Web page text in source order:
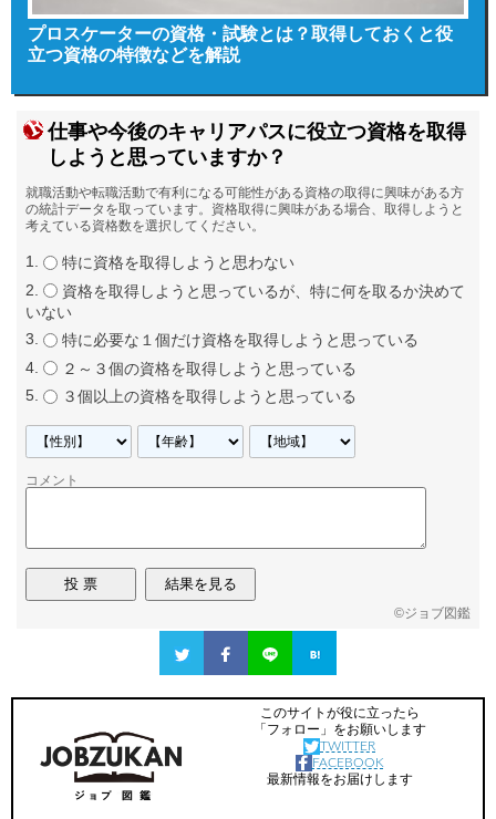
プロスケーターの資格・試験とは？取得しておくと役
立つ資格の特徴などを解説
仕事や今後のキャリアパスに役立つ資格を取得
しようと思っていますか？
就職活動や転職活動で有利になる可能性がある資格の取得に興味がある方
の統計データを取っています。資格取得に興味がある場合、取得しようと
考えている資格数を選択してください。
特に資格を取得しようと思わない
資格を取得しようと思っているが、特に何を取るか決めて
いない
特に必要な１個だけ資格を取得しようと思っている
２～３個の資格を取得しようと思っている
３個以上の資格を取得しようと思っている
コメント
©ジョブ図鑑
このサイトが役に立ったら
「フォロー」をお願いします
TWITTER
FACEBOOK
最新情報をお届けします